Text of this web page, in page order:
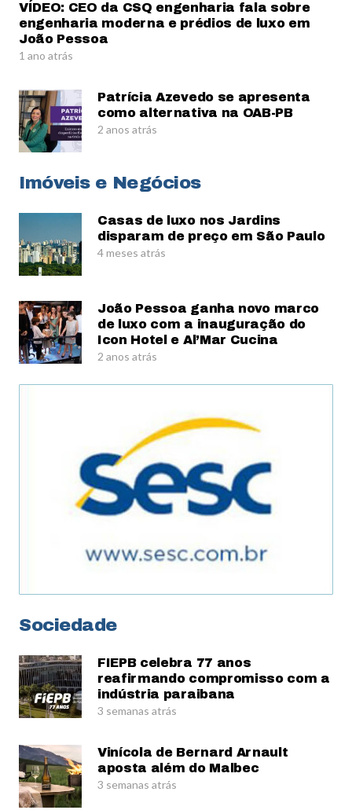
VÍDEO: CEO da CSQ engenharia fala sobre
engenharia moderna e prédios de luxo em
João Pessoa
1 ano atrás
Patrícia Azevedo se apresenta
como alternativa na OAB-PB
2 anos atrás
Imóveis e Negócios
Casas de luxo nos Jardins
disparam de preço em São Paulo
4 meses atrás
João Pessoa ganha novo marco
de luxo com a inauguração do
Icon Hotel e Al’Mar Cucina
2 anos atrás
Sociedade
FIEPB celebra 77 anos
reafirmando compromisso com a
indústria paraibana
3 semanas atrás
Vinícola de Bernard Arnault
aposta além do Malbec
3 semanas atrás